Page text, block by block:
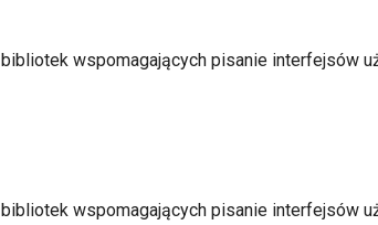
wspomagających pisanie interfejsów
wspomagających pisanie interfejsów